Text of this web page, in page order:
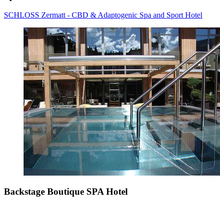
SCHLOSS Zermatt - CBD & Adaptogenic Spa and Sport Hotel
Backstage Boutique SPA Hotel